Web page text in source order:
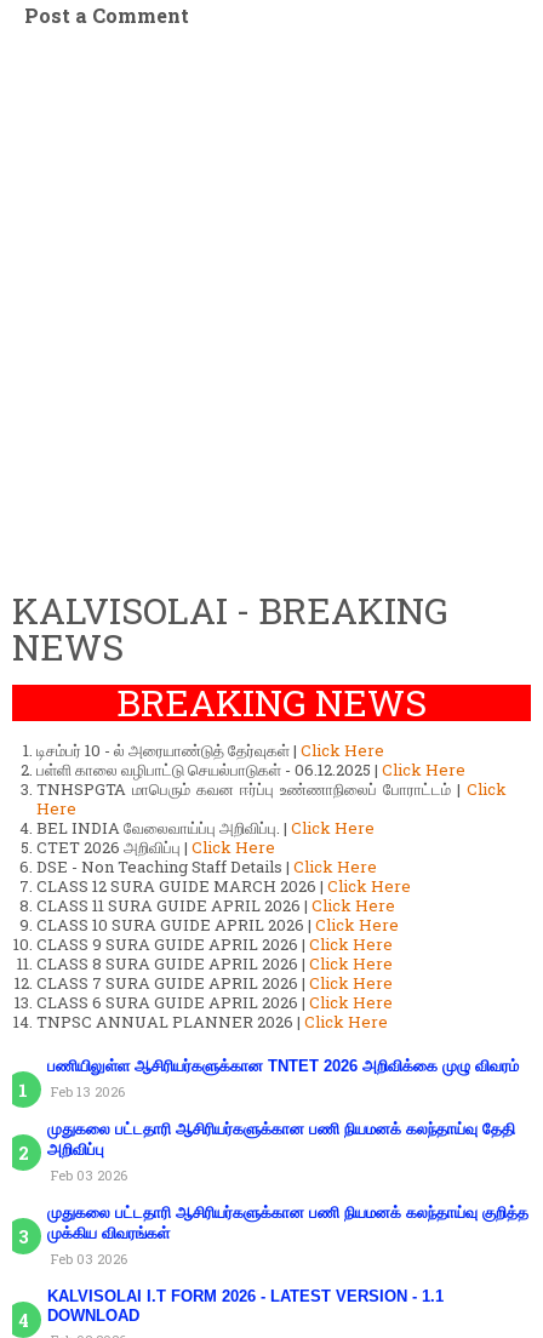
Post a Comment
KALVISOLAI - BREAKING
NEWS
BREAKING NEWS
டிசம்பர் 10 - ல் அரையாண்டுத் தேர்வுகள் | Click Here
பள்ளி காலை வழிபாட்டு செயல்பாடுகள் - 06.12.2025 | Click Here
TNHSPGTA மாபெரும் கவன ஈர்ப்பு உண்ணாநிலைப் போராட்டம் | Click
Here
BEL INDIA வேலைவாய்ப்பு அறிவிப்பு. | Click Here
CTET 2026 அறிவிப்பு | Click Here
DSE - Non Teaching Staff Details | Click Here
CLASS 12 SURA GUIDE MARCH 2026 | Click Here
CLASS 11 SURA GUIDE APRIL 2026 | Click Here
CLASS 10 SURA GUIDE APRIL 2026 | Click Here
CLASS 9 SURA GUIDE APRIL 2026 | Click Here
CLASS 8 SURA GUIDE APRIL 2026 | Click Here
CLASS 7 SURA GUIDE APRIL 2026 | Click Here
CLASS 6 SURA GUIDE APRIL 2026 | Click Here
TNPSC ANNUAL PLANNER 2026 | Click Here
பணியிலுள்ள ஆசிரியர்களுக்கான TNTET 2026 அறிவிக்கை முழு விவரம்
Feb 13 2026
முதுகலை பட்டதாரி ஆசிரியர்களுக்கான பணி நியமனக் கலந்தாய்வு தேதி
அறிவிப்பு
Feb 03 2026
முதுகலை பட்டதாரி ஆசிரியர்களுக்கான பணி நியமனக் கலந்தாய்வு குறித்த
முக்கிய விவரங்கள்
Feb 03 2026
KALVISOLAI I.T FORM 2026 - LATEST VERSION - 1.1
DOWNLOAD